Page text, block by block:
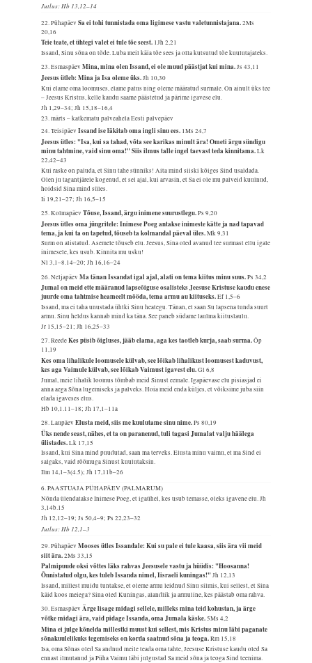
Jutlus: Hb 13,12–14
22. PühapäevSa ei tohi tunnistada oma ligimese vastu valetunnistajana.2Ms
20,16
Teie teate, et ühtegi valet ei tule tõe seest. 1Jh 2,21
Issand, Sinu sõna on tõde. Luba meil käia tõe sees ja olla kutsutud tõe kuulutajateks.
23. EsmaspäevMina, mina olen Issand, ei ole muud päästjat kui mina.Js 43,11
Jeesus ütleb: Mina ja Isa oleme üks.Jh 10,30
Kui elame oma loomuses, elame patus ning oleme määratud surmale. On ainult üks tee
– Jeesus Kristus, kelle kaudu saame päästetud ja pärime igavese elu.
Jh 1,29–34; Jh 15,18–16,4
23. märts – katkematu palveahela Eesti palvepäev
24. TeisipäevIssand ise läkitab oma ingli sinu ees. 1Ms 24,7
Jeesus ütles: "Isa, kui sa tahad, võta see karikas minult ära! Ometi ärgu sündigu
minu tahtmine, vaid sinu oma!" Siis ilmus talle ingel taevast teda kinnitama.Lk
22,42–43
Kui raske on paluda, et Sinu tahe sünniks! Aita mind siiski kõiges Sind usaldada.
Olen ju tagantjärele kogenud, et sel ajal, kui arvasin, et Sa ei ole mu palveid kuulnud,
hoidsid Sina mind süles.
Ii 19,21–27; Jh 16,5–15
25. KolmapäevTõuse, Issand, ärgu inimene suurustlegu.Ps 9,20
Jeesus ütles oma jüngritele: Inimese Poeg antakse inimeste kätte ja nad tapavad
tema, ja kui ta on tapetud, tõuseb ta kolmandal päeval üles.Mk 9,31
Surm on alistatud. Asemele tõuseb elu. Jeesus, Sina oled avanud tee surmast ellu igale
inimesele, kes usub. Kinnita mu usku!
Nl 3,1–8.14–20; Jh 16,16–24
26. NeljapäevMa tänan Issandat igal ajal, alati on tema kiitus minu suus.Ps 34,2
Jumal on meid ette määranud lapseõiguse osalisteks Jeesuse Kristuse kaudu enese
juurde oma tahtmise heameelt mööda, tema armu au kiituseks.Ef 1,5–6
Issand, ma ei taha unustada ühtki Sinu heategu. Tänan, et saan Su lapsena tunda suurt
armu. Sinu heldus kannab mind ka täna. See paneb südame laulma kiituslaulu.
Jr 15,15–21; Jh 16,25–33
27. ReedeKes püsib õigluses, jääb elama, aga kes taotleb kurja, saab surma.Õp
11,19
Kes oma lihalikule loomusele külvab, see lõikab lihalikust loomusest kaduvust,
kes aga Vaimule külvab, see lõikab Vaimust igavest elu.Gl 6,8
Jumal, meie lihalik loomus tõmbab meid Sinust eemale. Igapäevase elu pisiasjad ei
anna aega Sõna lugemiseks ja palveks. Hoia meid enda küljes, et võiksime juba siin
elada igaveses elus.
Hb 10,1.11–18; Jh 17,1–11a
28. LaupäevElusta meid, siis me kuulutame sinu nime.Ps 80,19
Üks nende seast, nähes, et ta on paranenud, tuli tagasi Jumalat valju häälega
ülistades.Lk 17,15
Issand, kui Sina mind puudutad, saan ma terveks. Elusta minu vaimu, et ma Sind ei
salgaks, vaid rõõmuga Sinust kuulutaksin.
Ilm 14,1–3(4.5); Jh 17,11b–26
6. PAASTUAJA PÜHAPÄEV (PALMARUM)
Nõnda ülendatakse Inimese Poeg, et igaühel, kes usub temasse, oleks igavene elu.Jh
3,14b.15
Jh 12,12–19; Js 50,4–9; Ps 22,23–32
Jutlus: Hb 12,1–3
29. PühapäevMooses ütles Issandale: Kui su pale ei tule kaasa, siis ära vii meid
siit ära.2Ms 33,15
Palmipuude oksi võttes läks rahvas Jeesusele vastu ja hüüdis: "Hoosanna!
Õnnistatud olgu, kes tuleb Issanda nimel, Iisraeli kuningas!"Jh 12,13
Issand, millest muidu tuntakse, et oleme armu leidnud Sinu silmis, kui sellest, et Sina
käid koos meiega? Sina oled Kuningas, alandlik ja armuline, kes päästab oma rahva.
30. EsmaspäevÄrge lisage midagi sellele, milleks mina teid kohustan, ja ärge
võtke midagi ära, vaid pidage Issanda, oma Jumala käske.5Ms 4,2
Mina ei julge kõnelda millestki muust kui sellest, mis Kristus minu läbi paganate
sõnakuulelikuks tegemiseks on korda saatnud sõna ja teoga.Rm 15,18
Isa, oma Sõnas oled Sa andnud meile teada oma tahte, Jeesuse Kristuse kaudu oled Sa
ennast ilmutanud ja Püha Vaimu läbi julgustad Sa meid sõna ja teoga Sind teenima.